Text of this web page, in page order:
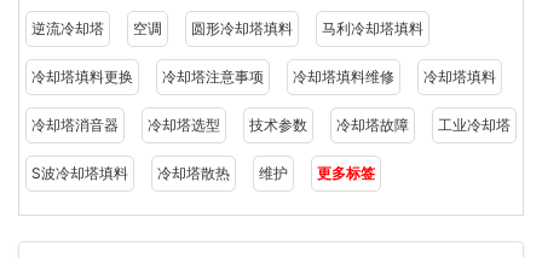
逆流冷却塔 空调 圆形冷却塔填料 马利冷却塔填料
冷却塔填料更换 冷却塔注意事项 冷却塔填料维修 冷却塔填料
冷却塔消音器 冷却塔选型 技术参数 冷却塔故障 工业冷却塔
S波冷却塔填料 冷却塔散热 维护 更多标签